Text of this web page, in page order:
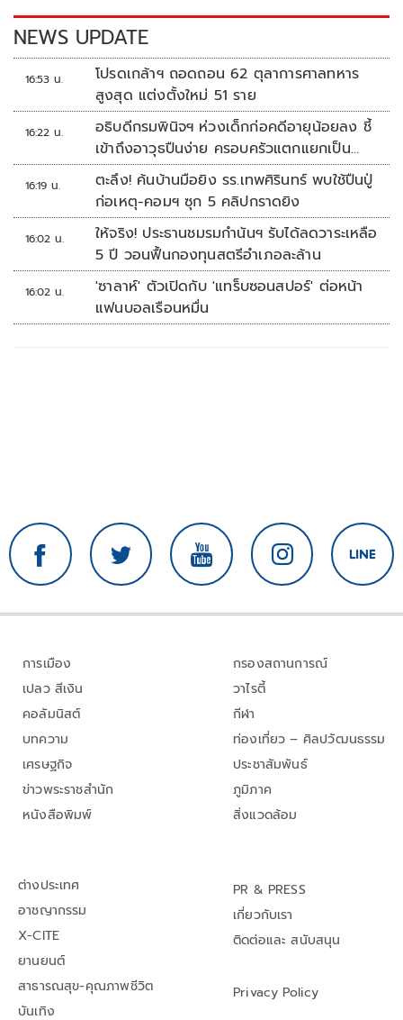
k k
NEWS UPDATE
16:53 น.
โปรดเกล้าฯ ถอดถอน 62 ตุลาการศาลทหาร
สูงสุด แต่งตั้งใหม่ 51 ราย
16:22 น.
อธิบดีกรมพินิจฯ ห่วงเด็กก่อคดีอายุน้อยลง ชี้
เข้าถึงอาวุธปืนง่าย ครอบครัวแตกแยกเป็น
ชนวนสำคัญ
16:19 น.
ตะลึง! ค้นบ้านมือยิง รร.เทพศิรินทร์ พบใช้ปืนปู่
ก่อเหตุ-คอมฯ ซุก 5 คลิปกราดยิง
16:02 น.
ให้จริง! ประธานชมรมกำนันฯ รับได้ลดวาระเหลือ
5 ปี วอนฟื้นกองทุนสตรีอำเภอละล้าน
16:02 น.
'ซาลาห์' ตัวเปิดกับ 'แทร็บซอนสปอร์' ต่อหน้า
แฟนบอลเรือนหมื่น
การเมือง
เปลว สีเงิน
คอลัมนิสต์
บทความ
เศรษฐกิจ
ข่าวพระราชสำนัก
หนังสือพิมพ์
กรองสถานการณ์
วาไรตี้
กีฬา
ท่องเที่ยว – ศิลปวัฒนธรรม
ประชาสัมพันธ์
ภูมิภาค
สิ่งแวดล้อม
ต่างประเทศ
อาชญากรรม
X-CITE
ยานยนต์
สาธารณสุข-คุณภาพชีวิต
บันเทิง
PR & PRESS
เกี่ยวกับเรา
ติดต่อและ สนับสนุน
Privacy Policy